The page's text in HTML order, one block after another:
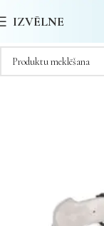
IZVĒLNE